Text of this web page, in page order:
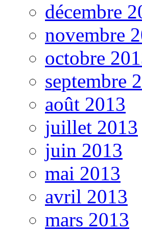
décembre
novembre
octobre
septembre
août 2013
juillet 2013
juin 2013
mai 2013
avril 2013
mars 2013